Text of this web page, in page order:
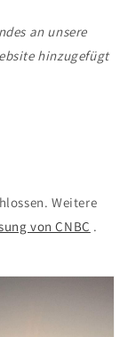
an unsere
hinzugefügt
Weitere
von CNBC .